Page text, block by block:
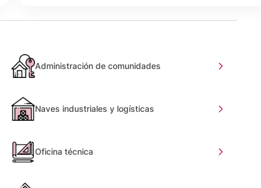
Administración de comunidades
Naves industriales y logísticas
Oficina técnica